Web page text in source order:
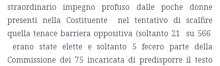
straordinario impegno profuso dalle poche donne
presenti nella Costituente nel tentativo di scalfire
quella tenace barriera oppositiva (soltanto 21 su 566
erano state elette e soltanto 5 fecero parte della
Commissione dei 75 incaricata di predisporre il testo